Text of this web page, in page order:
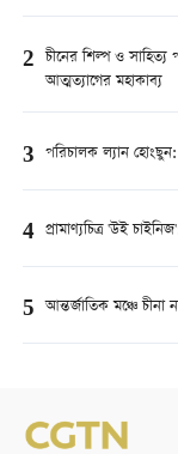
2 চীনের শিল্প ও
আত্মত্যাগের মহাকাব্য
3 পরিচালক ল্যান হোংছুন:
4 প্রামাণ্যচিত্র 'উই
5 আন্তর্জাতিক মঞ্চে চীনা